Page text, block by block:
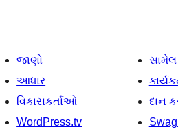
જાણો
આધાર
વિકાસકર્તાઓ
WordPress.tv
સામેલ
દાન
Swag